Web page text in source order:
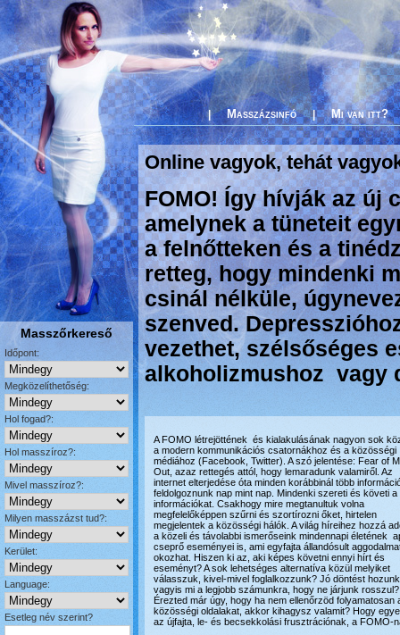
Masszőrkereső
Időpont:
Megközelíthetőség:
Hol fogad?:
Hol masszíroz?:
Mivel masszíroz?:
Milyen masszázst tud?:
Kerület:
Language:
Esetleg név szerint?
| Masszázsinfó | Mi van itt?
Online vagyok, tehát
FOMO! Így hívják az új
amelynek a tüneteit
a felnőtteken és a
retteg, hogy mindenki
csinál nélküle,
szenved.
vezethet, szélsőséges
alkoholizmushoz vagy
A FOMO létrejöttének és kialakulásának nagyon sok
a modern kommunikációs csatornákhoz és a közösségi
médiához (Facebook, Twitter). A szó jelentése: Fear of
Out, azaz rettegés attól, hogy lemaradunk valamiről. Az
internet elterjedése óta minden korábbinál több
feldolgoznunk nap mint nap. Mindenki szereti és követi a
információkat. Csakhogy mire megtanultuk volna
megfelelőképpen szűrni és szortírozni őket, hirtelen
megjelentek a közösségi hálók. A világ híreihez hozzá
a közeli és távolabbi ismerőseink mindennapi életének
cseprő eseményei is, ami egyfajta állandósult
okozhat. Hiszen ki az, aki képes követni ennyi hírt és
eseményt? A sok lehetséges alternatíva közül melyiket
válasszuk, kivel-mivel foglalkozzunk? Jó döntést
vagyis mi a legjobb számunkra, hogy ne járjunk
Érezted már úgy, hogy ha nem ellenőrzöd folyamatosan
közösségi oldalakat, akkor kihagysz valamit? Hogy
az újfajta, le- és becsekkolási frusztrációnak, a FOMO-